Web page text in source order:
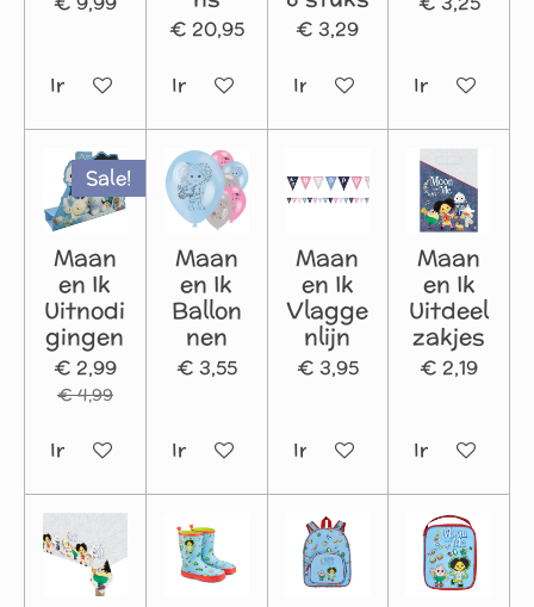
In winkelwagen
€ 20,95
In winkelwagen
€ 3,29
In winkelwagen
In
Sale!
Maan
en Ik
Uitnodi
gingen
€ 2,99
€ 4,99
In winkelwagen
Maan
en Ik
Ballon
nen
€ 3,55
In winkelwagen
Maan
en Ik
Vlagge
nlijn
€ 3,95
In winkelwagen
Maan
en Ik
Uitdeel
zakjes
€ 2,19
In